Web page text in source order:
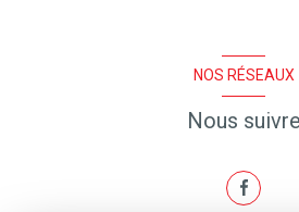
NOS RÉSEAUX
Nous suivre